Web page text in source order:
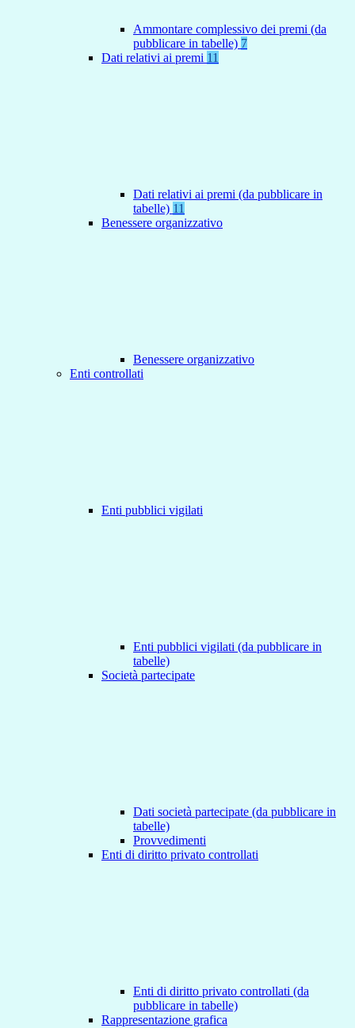
Ammontare complessivo dei premi (da
pubblicare in tabelle) 7
Dati relativi ai premi 11
Dati relativi ai premi (da pubblicare in
tabelle) 11
Benessere organizzativo
Benessere organizzativo
Enti controllati
Enti pubblici vigilati
Enti pubblici vigilati (da pubblicare in
tabelle)
Società partecipate
Dati società partecipate (da pubblicare in
tabelle)
Provvedimenti
Enti di diritto privato controllati
Enti di diritto privato controllati (da
pubblicare in tabelle)
Rappresentazione grafica